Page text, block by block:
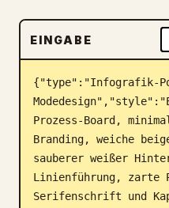
Blog
Updates
EINGABE
{"type":"Infografik-
Prozess-Board,
Branding, weiche
sauberer weißer
Linienführung, zarte
Serifenschrift und